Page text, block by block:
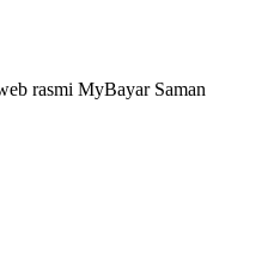
rasmi MyBayar Saman